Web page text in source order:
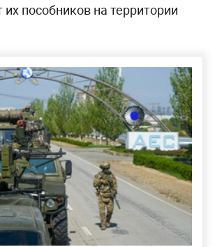
пособников на территории